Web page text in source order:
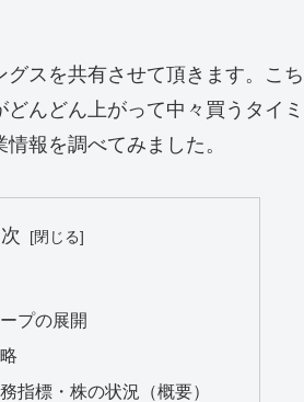
スを共有させて頂きます。こ
んどん上がって中々買うタイ
報を調べてみました。
プの展開
指標・株の状況（概要）